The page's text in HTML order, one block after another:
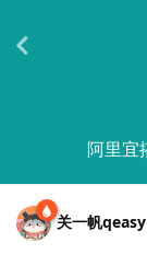
阿里宜
关一帆qeasy